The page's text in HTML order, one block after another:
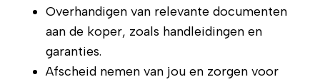
Overhandigen van relevante documenten
aan de koper, zoals handleidingen en
garanties.
Afscheid nemen van jou en zorgen voor